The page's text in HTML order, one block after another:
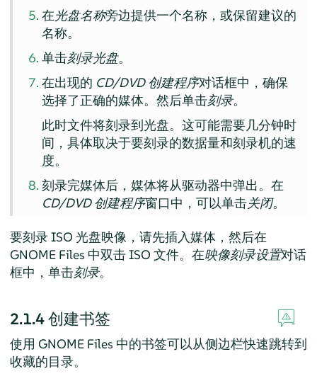
在光盘名称旁边提供一个名称，或保留建议的
名称。
单击刻录光盘。
在出现的 CD/DVD 创建程序对话框中，确保
选择了正确的媒体。然后单击刻录。
此时文件将刻录到光盘。这可能需要几分钟时
间，具体取决于要刻录的数据量和刻录机的速
度。
刻录完媒体后，媒体将从驱动器中弹出。在
CD/DVD 创建程序窗口中，可以单击关闭。
要刻录 ISO 光盘映像，请先插入媒体，然后在
GNOME Files 中双击 ISO 文件。在映像刻录设置对话
框中，单击刻录。
2.1.4创建书签
使用 GNOME Files 中的书签可以从侧边栏快速跳转到
收藏的目录。